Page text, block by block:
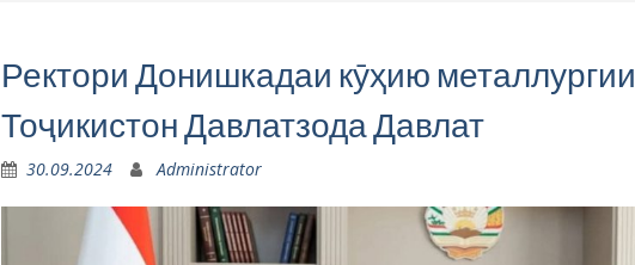
Ректори Донишкадаи кӯҳию металлургии
Тоҷикистон Давлатзода Давлат
30.09.2024 Administrator